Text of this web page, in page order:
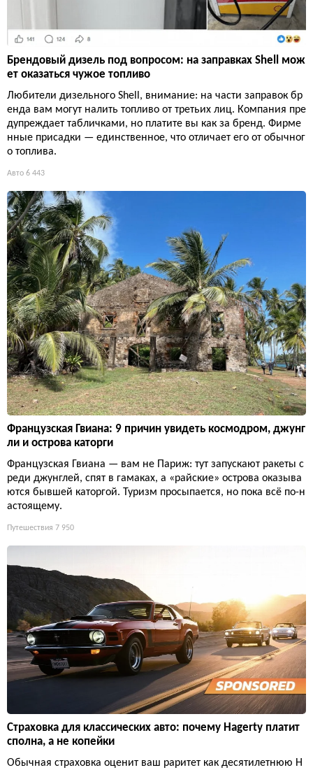
Брендовый дизель под вопросом: на заправках Shell мож
ет оказаться чужое топливо
Любители дизельного Shell, внимание: на части заправок бр
енда вам могут налить топливо от третьих лиц. Компания пре
дупреждает табличками, но платите вы как за бренд. Фирме
нные присадки — единственное, что отличает его от обычног
о топлива.
Авто 6 443
Французская Гвиана: 9 причин увидеть космодром, джунг
ли и острова каторги
Французская Гвиана — вам не Париж: тут запускают ракеты с
реди джунглей, спят в гамаках, а «райские» острова оказыва
ются бывшей каторгой. Туризм просыпается, но пока всё по-н
астоящему.
Путешествия 7 950
Страховка для классических авто: почему Hagerty платит
сполна, а не копейки
Обычная страховка оценит ваш раритет как десятилетнюю H